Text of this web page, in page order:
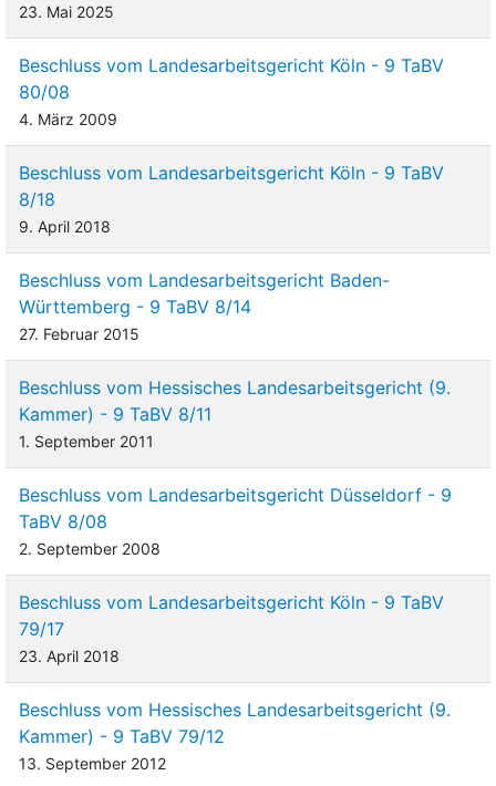
23. Mai 2025
Beschluss vom Landesarbeitsgericht Köln - 9 TaBV
80/08
4. März 2009
Beschluss vom Landesarbeitsgericht Köln - 9 TaBV
8/18
9. April 2018
Beschluss vom Landesarbeitsgericht Baden-
Württemberg - 9 TaBV 8/14
27. Februar 2015
Beschluss vom Hessisches Landesarbeitsgericht (9.
Kammer) - 9 TaBV 8/11
1. September 2011
Beschluss vom Landesarbeitsgericht Düsseldorf - 9
TaBV 8/08
2. September 2008
Beschluss vom Landesarbeitsgericht Köln - 9 TaBV
79/17
23. April 2018
Beschluss vom Hessisches Landesarbeitsgericht (9.
Kammer) - 9 TaBV 79/12
13. September 2012